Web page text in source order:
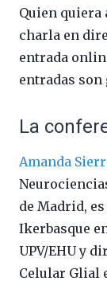
Quien quiera
charla en
entrada
entradas son
La
Amanda
de Madrid,
Ikerbasque
UPV/EHU y
Celular Glial